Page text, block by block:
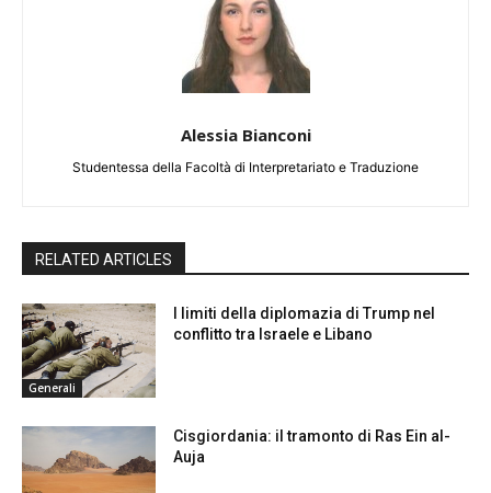
Alessia Bianconi
Studentessa della Facoltà di Interpretariato e Traduzione
RELATED ARTICLES
Generali
I limiti della diplomazia di Trump nel
conflitto tra Israele e Libano
Cisgiordania: il tramonto di Ras Ein al-
Auja